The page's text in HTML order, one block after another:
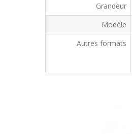
Grandeur
Modèle
Autres formats